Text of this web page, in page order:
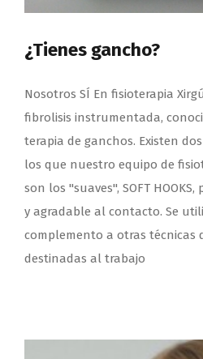
¿Tienes gancho?
Nosotros SÍ En fisioterapia
fibrolisis instrumentada,
terapia de ganchos. Existen
los que nuestro equipo de
son los "suaves", SOFT
y agradable al contacto. Se
complemento a otras técnicas
destinadas al trabajo